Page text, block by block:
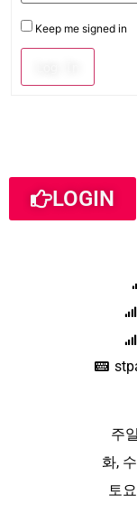
Keep me signed in
LOGIN
주
화,
토